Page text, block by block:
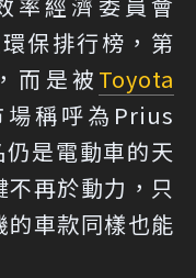
率經濟委員會
保排行榜，第
而是被 Toyota
場稱呼為Prius
是電動車的天
再於動力，只
車款同樣也能